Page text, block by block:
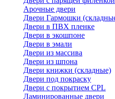
Арочные двери
Двери Гармошки
Двери в ПВХ пленке
Двери в экошпоне
Двери в эмали
Двери из массива
Двери из шпона
Двери книжки (складные)
Двери под покраску
Двери с покрытием CPL
Ламинированные двери